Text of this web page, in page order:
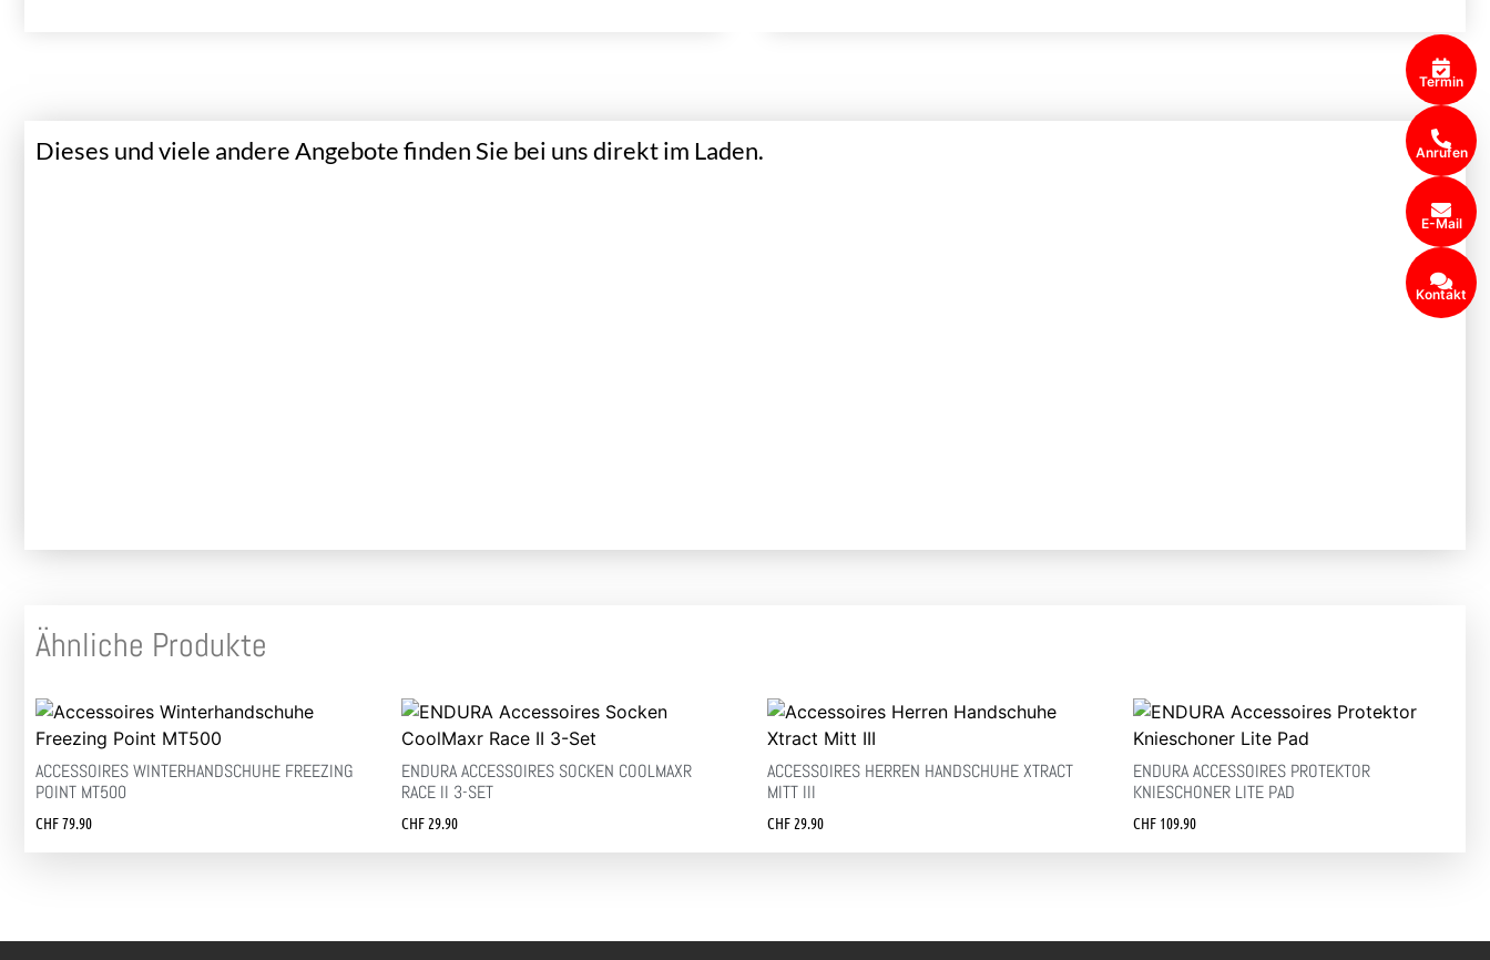
Dieses und viele andere Angebote finden Sie bei uns direkt im Laden.
Ähnliche Produkte
ACCESSOIRES WINTERHANDSCHUHE FREEZING
POINT MT500
CHF79.90
ENDURA ACCESSOIRES SOCKEN COOLMAXR
RACE II 3-SET
CHF29.90
ACCESSOIRES HERREN HANDSCHUHE XTRACT
MITT III
CHF29.90
ENDURA ACCESSOIRES PROTEKTOR
KNIESCHONER LITE PAD
CHF 109.90
Termin
Anrufen
E-Mail
Kontakt